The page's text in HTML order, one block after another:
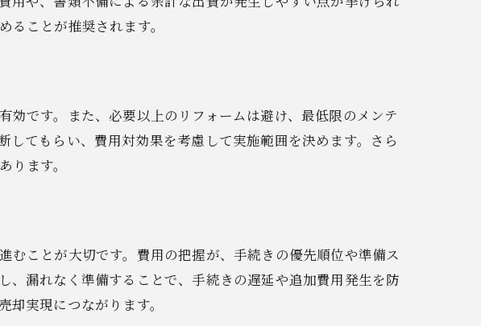
とは
ポート活用
の進め方
費用対策
費用管理
ェック項目
イント
ことが推奨されます。
です。また、必要以上のリフォームは避け、最低限のメンテ
てもらい、費用対効果を考慮して実施範囲を決めます。さら
ます。
ことが大切です。費用の把握が、手続きの優先順位や準備ス
漏れなく準備することで、手続きの遅延や追加費用発生を防
実現につながります。